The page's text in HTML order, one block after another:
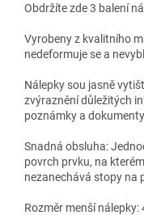
Obdržíte zde 3 balení
Vyrobeny z kvalitního
nedeformuje se a
Nálepky sou jasně
zvýraznění důležitých
poznámky a
Snadná obsluha:
povrch prvku, na
nezanechává stopy na
Rozměr menší nálepky: